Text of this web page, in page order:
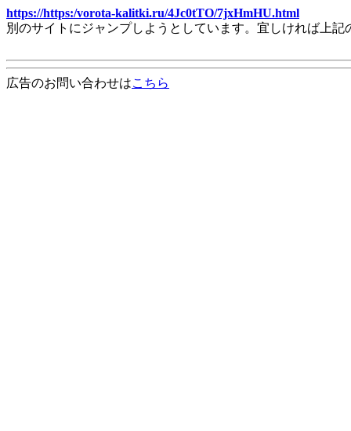
https://https:/vorota-kalitki.ru/4Jc0tTO/7jxHmHU.html
別のサイトにジャンプしようとしています。宜しければ上
広告のお問い合わせはこちら